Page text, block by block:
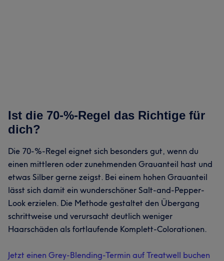
Ist die 70-%-Regel das Richtige für
dich?
Die 70-%-Regel eignet sich besonders gut, wenn du
einen mittleren oder zunehmenden Grauanteil hast und
etwas Silber gerne zeigst. Bei einem hohen Grauanteil
lässt sich damit ein wunderschöner Salt-and-Pepper-
Look erzielen. Die Methode gestaltet den Übergang
schrittweise und verursacht deutlich weniger
Haarschäden als fortlaufende Komplett-Colorationen.
Jetzt einen Grey-Blending-Termin auf Treatwell buchen